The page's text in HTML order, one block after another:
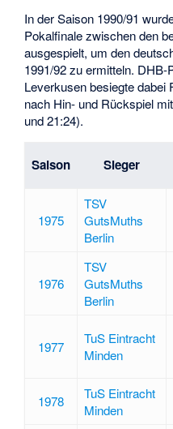
In der Saison 1990/91
Pokalfinale zwischen den
ausgespielt, um den
1991/92 zu ermitteln.
Leverkusen besiegte
nach Hin- und Rückspiel
und 21:24).
Saison Sieger
1975
TSV
GutsMuths
Berlin
1976
TSV
GutsMuths
Berlin
1977
TuS Eintracht
Minden
1978
TuS Eintracht
Minden